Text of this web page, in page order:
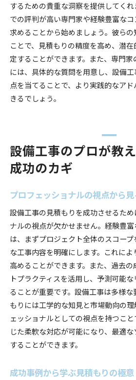
するための貴重な洞察を提供してく
での評判が高い専門家や経験豊富な
求めることから始めましょう。彼ら
ことで、見積もりの精度を高め、潜
定することができます。また、専門
には、具体的な質問を用意し、設備
点を当てることで、より実践的なア
きるでしょう。
設備工事のプロが教
成功のカギ
プロフェッショナルの視点から
設備工事の見積もりを成功させるた
ナルの視点が欠かせません。経験豊
は、まずプロジェクト全体のスコー
な工事内容を明確にします。これに
高めることができます。また、過去
トプラクティスを活用し、予測可能
ることが重要です。設備工事は多様
もりには工学的な知見と市場動向の
ェッショナルとしての視点を持つこ
じた柔軟な対応が可能になり、最適
することができます。
成功事例から学ぶ見積もりの極意